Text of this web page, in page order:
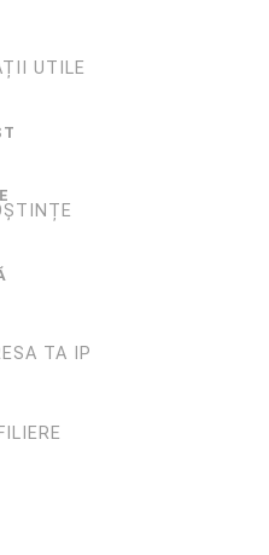
UTILE
TA IP